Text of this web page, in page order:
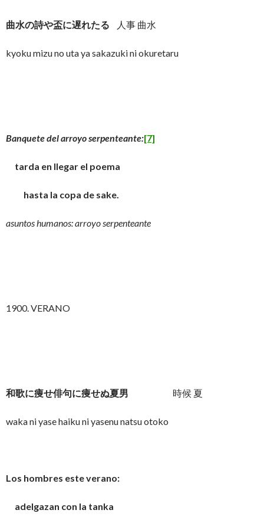
曲水の詩や盃に遅れたる 人事 曲水
kyoku mizu no uta ya sakazuki ni okuretaru
Banquete del arroyo serpenteante:[7]
tarda en llegar el poema
hasta la copa de sake.
asuntos humanos: arroyo serpenteante
1900. VERANO
和歌に痩せ俳句に痩せぬ夏男 時候 夏
waka ni yase haiku ni yasenu natsu otoko
Los hombres este verano:
adelgazan con la tanka